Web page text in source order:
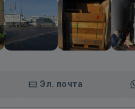
Эл. почта